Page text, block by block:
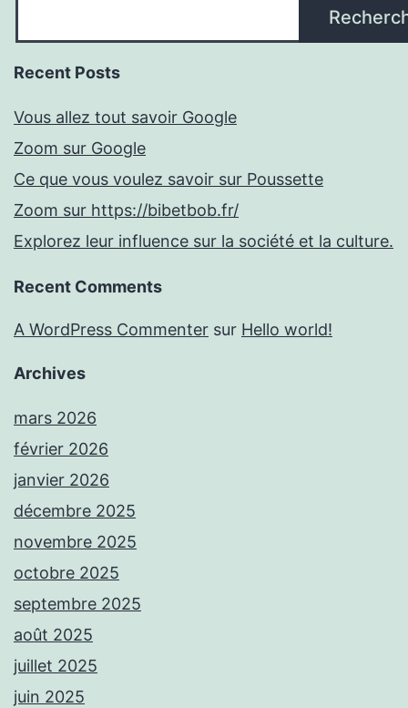
Recent Posts
Vous allez tout savoir Google
Zoom sur Google
Ce que vous voulez savoir sur Poussette
Zoom sur https://bibetbob.fr/
Explorez leur influence sur la société et la culture.
Recent Comments
A WordPress Commenter sur Hello world!
Archives
mars 2026
février 2026
janvier 2026
décembre 2025
novembre 2025
octobre 2025
septembre 2025
août 2025
juillet 2025
juin 2025